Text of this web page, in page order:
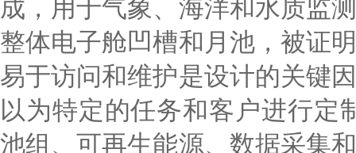
整体电子舱凹槽和月池，被证
易于访问和维护是设计的关键
以为特定的任务和客户进行定
池组、可再生能源、数据采集